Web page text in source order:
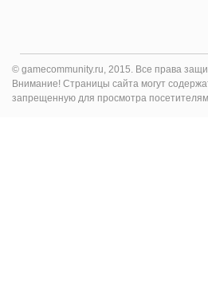
© gamecommunity.ru, 2015. Все права
Внимание! Страницы сайта могут
запрещенную для просмотра